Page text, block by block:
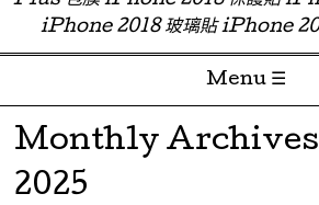
iPhone 2018 玻璃貼 iPhone
Menu ☰
Skip to content
Monthly
2025